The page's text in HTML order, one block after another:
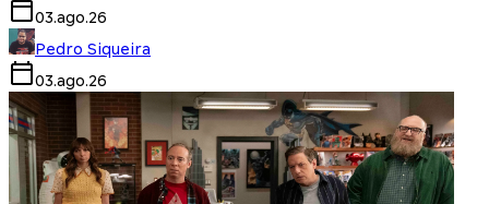
03.ago.26
Pedro Siqueira
03.ago.26